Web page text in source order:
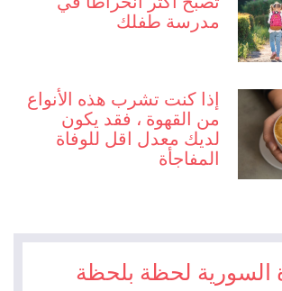
مدرسة طفلك
إذا كنت تشرب هذه الأنواع
من القهوة ، فقد يكون
لديك معدل اقل للوفاة
المفاجأة
السورية لحظة بلحظة